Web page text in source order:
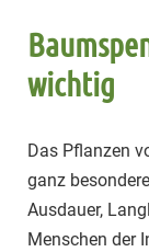
wichtig
Das Pflanzen
ganz
Ausdauer,
Menschen der